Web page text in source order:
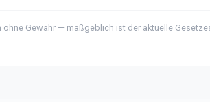
ohne Gewähr — maßgeblich ist der aktuelle